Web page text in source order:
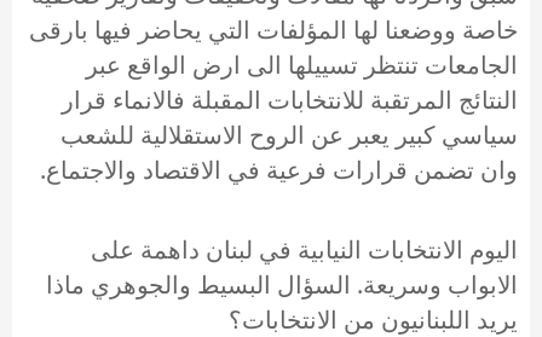
خاصة ووضعنا لها المؤلفات التي يحاضر فيها بارقى
الجامعات تنتظر تسييلها الى ارض الواقع عبر
النتائج المرتقبة للانتخابات المقبلة فالانماء قرار
سياسي كبير يعبر عن الروح الاستقلالية للشعب
وان تضمن قرارات فرعية في الاقتصاد والاجتماع.
اليوم الانتخابات النيابية في لبنان داهمة على
الابواب وسريعة. السؤال البسيط والجوهري ماذا
يريد اللبنانيون من الانتخابات؟